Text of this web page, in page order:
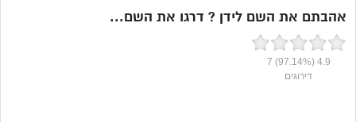
אהבתם את השם לידן ? דרגו את השם...
4.9
(97.14%)
7
דירוגים